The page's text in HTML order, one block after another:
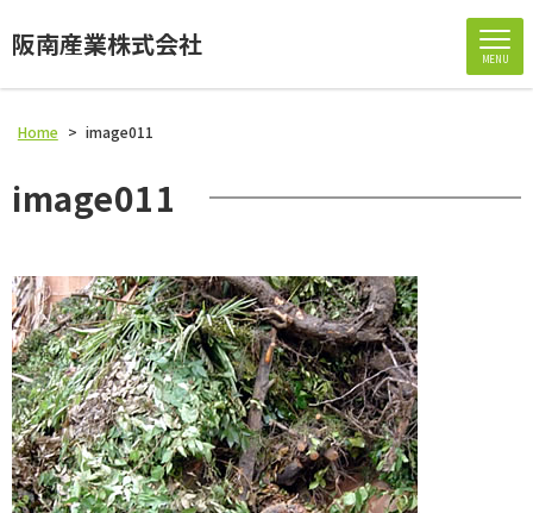
阪南産業株式会社 MENU
Home > image011
image011